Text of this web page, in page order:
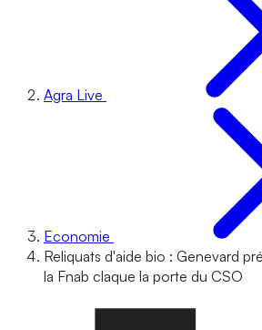
Agra Live
Economie
Reliquats d'aide bio : Genevard
la Fnab claque la porte du CSO